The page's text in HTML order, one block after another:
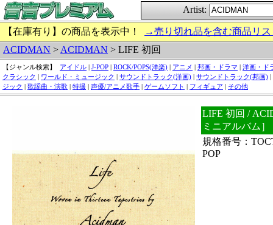
Artist:
【在庫有り】の商品を表示中！
→売り切れ品を含む商品リ
ACIDMAN > ACIDMAN > LIFE 初回
【ジャンル検索】 アイドル | J-POP | ROCK/POPS(洋楽) | アニメ | 邦画・ドラマ | 洋画・ド
クラシック | ワールド・ミュージック | サウンドトラック(洋画) | サウンドトラック(邦画) |
ジック | 歌謡曲・演歌 | 特撮 | 声優/アニメ歌手 | ゲームソフト | フィギュア | その他
LIFE 初回 /
ミニアルバム］
規格番号：
POP